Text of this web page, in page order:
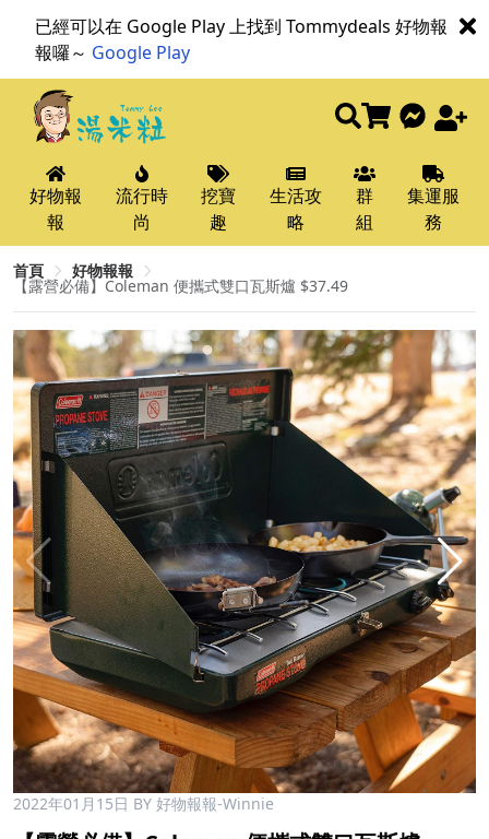
已經可以在 Google Play 上找到 Tommydeals 好物報
報囉～ Google Play
好物報
報
流行時
尚
挖寶
趣
生活攻
略
群
組
集運服
務
首頁 好物報報
【露營必備】Coleman 便攜式雙口瓦斯爐 $37.49
2022年01月15日 BY 好物報報-Winnie